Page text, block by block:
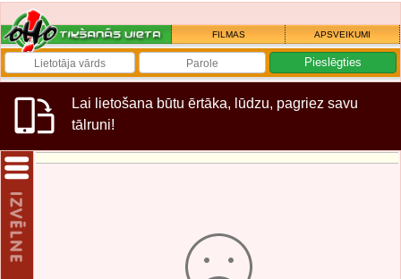
FILMAS APSVEIKUMI
Lai lietošana būtu ērtāka, lūdzu, pagriez savu
tālruni!